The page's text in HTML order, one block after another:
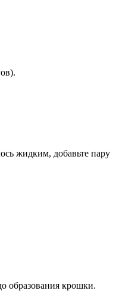
жидким, добавьте пару
образования крошки.